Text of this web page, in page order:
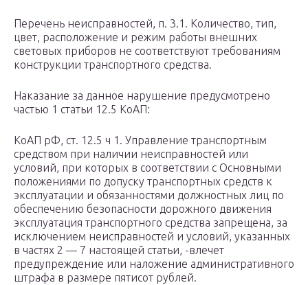
Перечень неисправностей, п. 3.1. Количество, тип,
цвет, расположение и режим работы внешних
световых приборов не соответствуют требованиям
конструкции транспортного средства.
Наказание за данное нарушение предусмотрено
частью 1 статьи 12.5 КоАП:
КоАП рФ, ст. 12.5 ч 1. Управление транспортным
средством при наличии неисправностей или
условий, при которых в соответствии с Основными
положениями по допуску транспортных средств к
эксплуатации и обязанностями должностных лиц по
обеспечению безопасности дорожного движения
эксплуатация транспортного средства запрещена, за
исключением неисправностей и условий, указанных
в частях 2 — 7 настоящей статьи, -влечет
предупреждение или наложение административного
штрафа в размере пятисот рублей.